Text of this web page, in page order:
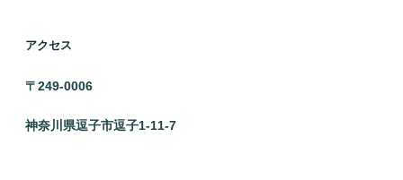
アクセス
〒249-0006
神奈川県逗子市逗子1-11-7